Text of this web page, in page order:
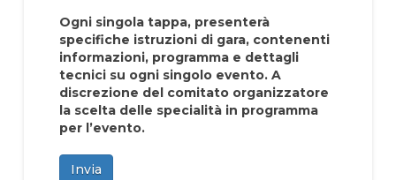
Ogni singola tappa, presenterà
specifiche istruzioni di gara, contenenti
informazioni, programma e dettagli
tecnici su ogni singolo evento. A
discrezione del comitato organizzatore
la scelta delle specialità in programma
per l’evento.
Invia